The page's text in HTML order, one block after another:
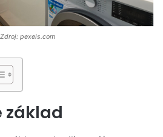
Zdroj: pexels.com
základ